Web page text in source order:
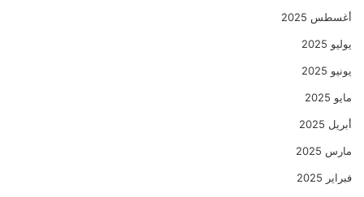
أغسطس 2025
يوليو 2025
يونيو 2025
مايو 2025
أبريل 2025
مارس 2025
فبراير 2025